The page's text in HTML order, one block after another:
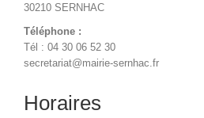
30210 SERNHAC
Téléphone :
Tél : 04 30 06 52 30
secretariat@mairie-sernhac.fr
Horaires